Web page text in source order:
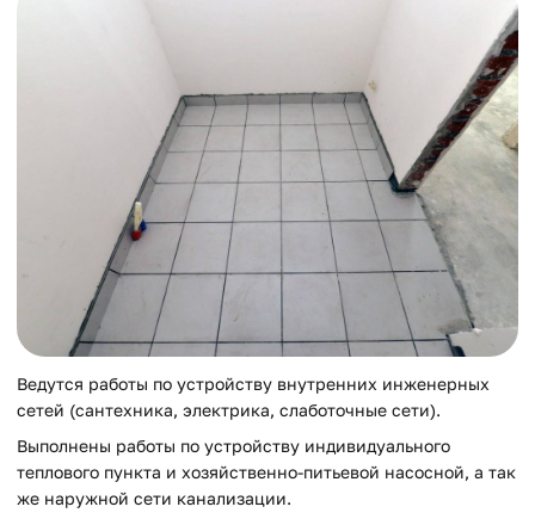
Ведутся работы по устройству внутренних инженерных
сетей (сантехника, электрика, слаботочные сети).
Выполнены работы по устройству индивидуального
теплового пункта и хозяйственно-питьевой насосной, а так
же наружной сети канализации.